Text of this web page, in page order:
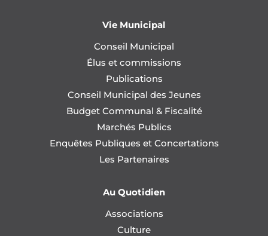
Vie Municipal
Conseil Municipal
Élus et commissions
Publications
Conseil Municipal des Jeunes
Budget Communal & Fiscalité
Marchés Publics
Enquêtes Publiques et Concertations
Les Partenaires
Au Quotidien
Associations
Culture